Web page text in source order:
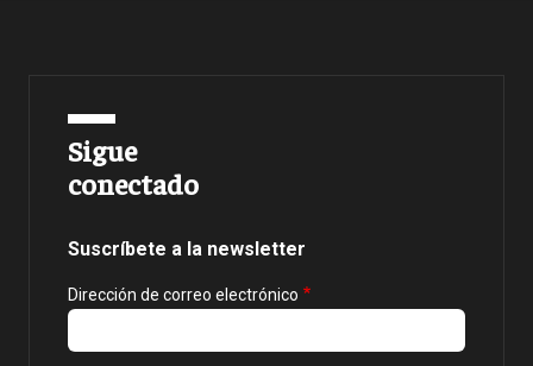
Sigue
conectado
Suscríbete a la newsletter
Dirección de correo electrónico